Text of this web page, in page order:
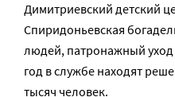
Димитриевский детский
Спиридоньевская
людей, патронажный уход
год в службе находят
тысяч человек.